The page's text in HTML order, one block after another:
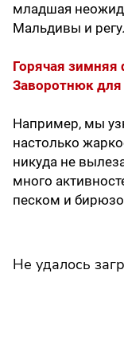
младшая
Мальдивы и
Горячая зимняя
Заворотнюк для
Например, мы
настолько
никуда не
много
песком и
Не удалось